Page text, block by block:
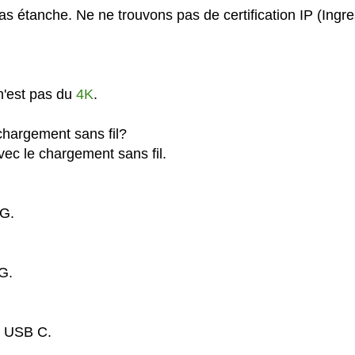
étanche. Ne ne trouvons pas de certification IP
pas du 4K.
sans fil?
le chargement sans fil.
C.